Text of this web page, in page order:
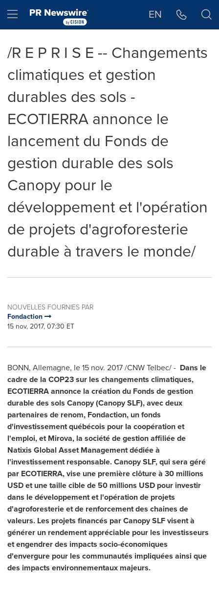
Hamburger menu EN
/R E P R I S E -- Changements
climatiques et gestion
durables des sols -
ECOTIERRA annonce le
lancement du Fonds de
gestion durable des sols
Canopy pour le
développement et l'opération
de projets d'agroforesterie
durable à travers le monde/
NOUVELLES FOURNIES PAR
Fondaction
15 nov, 2017, 07:30 ET
BONN, Allemagne, le15 nov. 2017/CNW Telbec/ - Dans le
cadre de la COP23sur les changements climatiques,
ECOTIERRA annonce la création du Fonds de gestion
durable des sols Canopy (Canopy SLF), avec deux
partenaires de renom, Fondaction, un fonds
d'investissement québécois pour la coopération et
l'emploi, et Mirova, la société de gestion affiliée de
Natixis Global Asset Management dédiée à
l'investissement responsable. Canopy SLF, qui sera géré
par ECOTIERRA, vise une première clôture à 30 millions
USDet une taille cible de 50 millions USD pour investir
dans le développement et l'opération de projets
d'agroforesterie et de renforcement des chaines de
valeurs. Les projets financés par Canopy SLF visent à
générer un rendement appréciable pour les investisseurs
et engendrer des impacts socio-économiques
d'envergure pour les communautés impliquées ainsi que
des impacts environnementaux majeurs.